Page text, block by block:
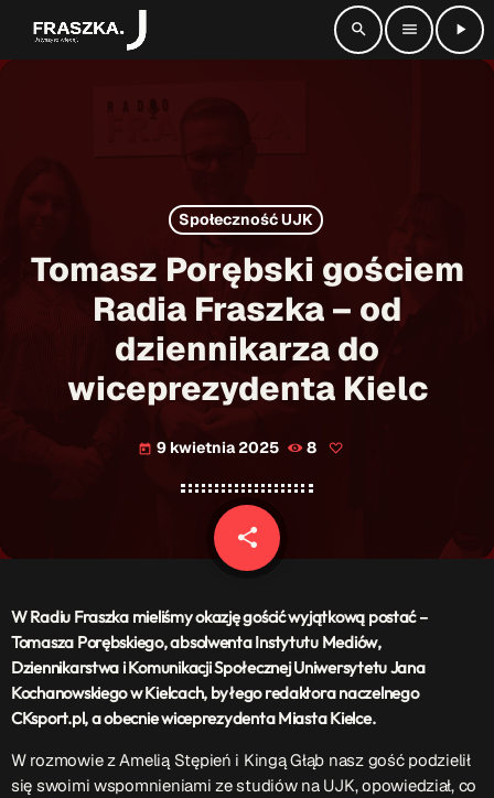
search menu
play_arrow
Radio Fraszka
Strona główna
Informacje
keyboard_arrow_down
EKIPA
Rekrutacja Fraszka
Podcasty
Przydatne linki
Społeczność UJK
Tomasz Porębski gościem
Radia Fraszka – od
dziennikarza do
wiceprezydenta Kielc
today 9 kwietnia 2025 8
share
email
W Radiu Fraszka mieliśmy okazję gościć wyjątkową postać –
Tomasza Porębskiego, absolwenta Instytutu Mediów,
Dziennikarstwa i Komunikacji Społecznej Uniwersytetu Jana
Kochanowskiego w Kielcach, byłego redaktora naczelnego
CKsport.pl, a obecnie wiceprezydenta Miasta Kielce.
W rozmowie z Amelią Stępień i Kingą Głąb nasz gość podzielił
się swoimi wspomnieniami ze studiów na UJK, opowiedział, co